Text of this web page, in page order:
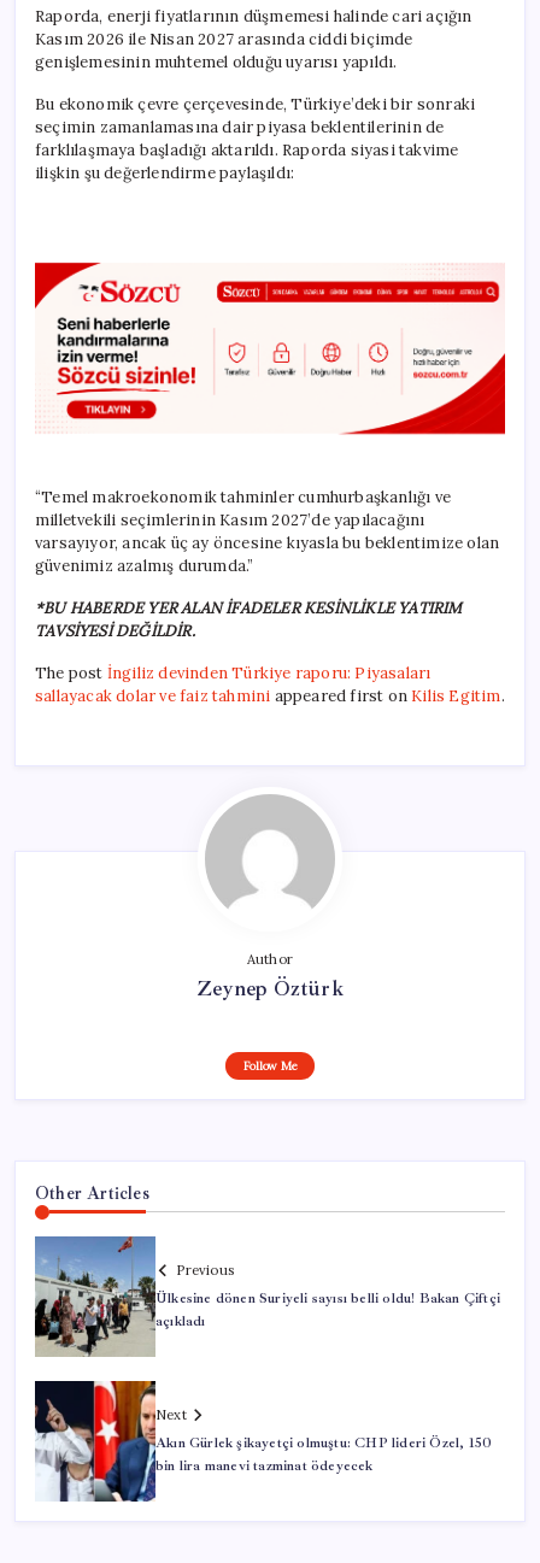
Raporda, enerji fiyatlarının düşmemesi halinde cari açığın
Kasım 2026 ile Nisan 2027 arasında ciddi biçimde
genişlemesinin muhtemel olduğu uyarısı yapıldı.
Bu ekonomik çevre çerçevesinde, Türkiye’deki bir sonraki
seçimin zamanlamasına dair piyasa beklentilerinin de
farklılaşmaya başladığı aktarıldı. Raporda siyasi takvime
ilişkin şu değerlendirme paylaşıldı:
“Temel makroekonomik tahminler cumhurbaşkanlığı ve
milletvekili seçimlerinin Kasım 2027’de yapılacağını
varsayıyor, ancak üç ay öncesine kıyasla bu beklentimize olan
güvenimiz azalmış durumda.”
*BU HABERDE YER ALAN İFADELER KESİNLİKLE YATIRIM
TAVSİYESİ DEĞİLDİR.
The post İngiliz devinden Türkiye raporu: Piyasaları
sallayacak dolar ve faiz tahmini appeared first on Kilis Egitim.
Author
Zeynep Öztürk
Follow Me
Other Articles
Previous
Ülkesine dönen Suriyeli sayısı belli oldu! Bakan Çiftçi
açıkladı
Next
Akın Gürlek şikayetçi olmuştu: CHP lideri Özel, 150
bin lira manevi tazminat ödeyecek